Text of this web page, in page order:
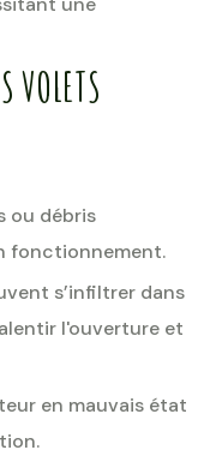
VOLETS
ou débris
fonctionnement.
s’infiltrer dans
l'ouverture et
en mauvais état